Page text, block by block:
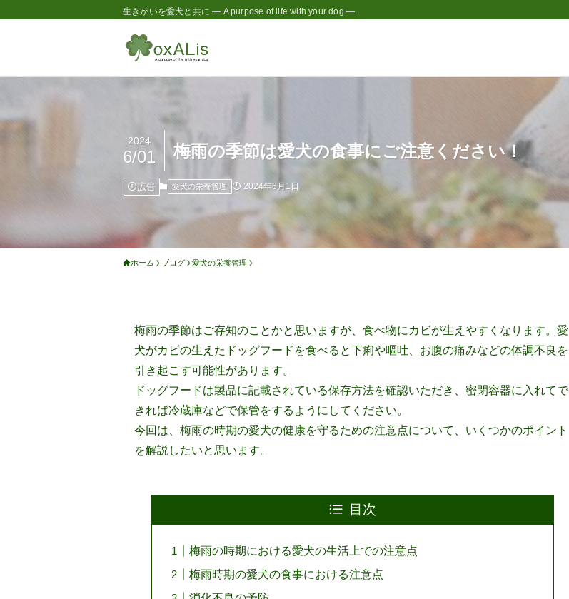
生きがいを愛犬と共に — A purpose of life with your dog —
梅雨の季節は愛犬の食事にご注意ください！
2024
6/01
広告 愛犬の栄養管理 2024年6月1日
ホーム ブログ 愛犬の栄養管理
梅雨の季節はご存知のことかと思いますが、食べ物にカビが生えやすくなります。愛
犬がカビの生えたドッグフードを食べると下痢や嘔吐、お腹の痛みなどの体調不良を
引き起こす可能性があります。
ドッグフードは製品に記載されている保存方法を確認いただき、密閉容器に入れてで
きれば冷蔵庫などで保管をするようにしてください。
今回は、梅雨の時期の愛犬の健康を守るための注意点について、いくつかのポイント
を解説したいと思います。
目次
梅雨の時期における愛犬の生活上での注意点
梅雨時期の愛犬の食事における注意点